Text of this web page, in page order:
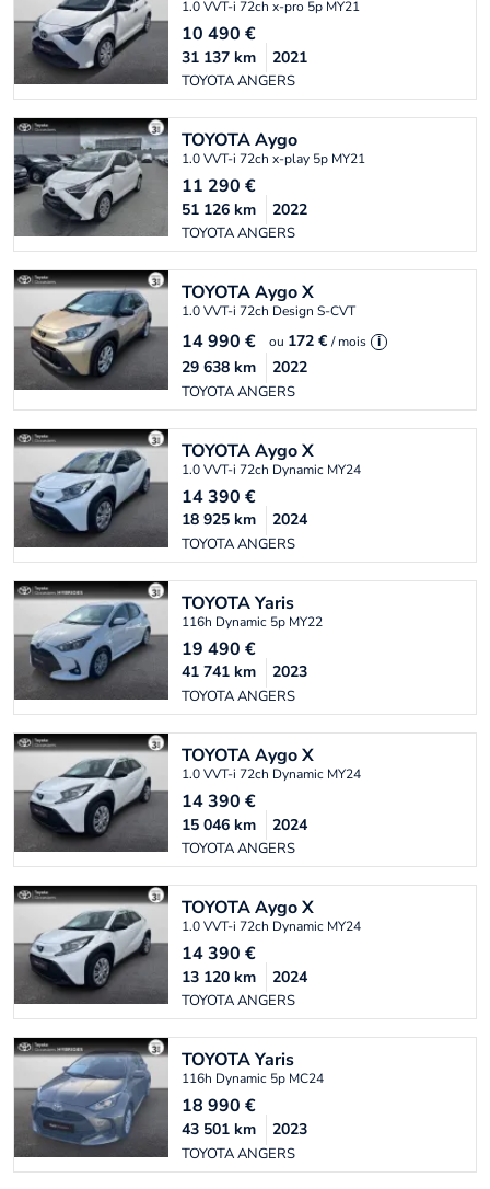
1.0 VVT-i 72ch x-pro 5p MY21
10 490 €
TOYOTA ANGERS
31 137 km 2021
TOYOTAAygo
1.0 VVT-i 72ch x-play 5p MY21
11 290 €
TOYOTA ANGERS
51 126 km 2022
TOYOTAAygo X
1.0 VVT-i 72ch Design S-CVT
14 990 € ou 172 € / mois i
TOYOTA ANGERS
29 638 km 2022
TOYOTAAygo X
1.0 VVT-i 72ch Dynamic MY24
14 390 €
TOYOTA ANGERS
18 925 km 2024
TOYOTAYaris
116h Dynamic 5p MY22
19 490 €
TOYOTA ANGERS
41 741 km 2023
TOYOTAAygo X
1.0 VVT-i 72ch Dynamic MY24
14 390 €
TOYOTA ANGERS
15 046 km 2024
TOYOTAAygo X
1.0 VVT-i 72ch Dynamic MY24
14 390 €
TOYOTA ANGERS
13 120 km 2024
TOYOTAYaris
116h Dynamic 5p MC24
18 990 €
TOYOTA ANGERS
43 501 km 2023